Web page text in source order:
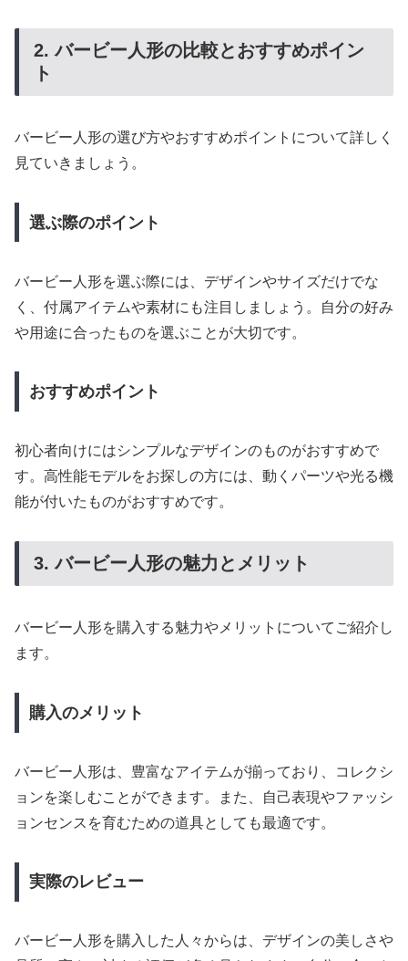
2. バービー人形の比較とおすすめポイン
ト
バービー人形の選び方やおすすめポイントについて詳しく
見ていきましょう。
選ぶ際のポイント
バービー人形を選ぶ際には、デザインやサイズだけでな
く、付属アイテムや素材にも注目しましょう。自分の好み
や用途に合ったものを選ぶことが大切です。
おすすめポイント
初心者向けにはシンプルなデザインのものがおすすめで
す。高性能モデルをお探しの方には、動くパーツや光る機
能が付いたものがおすすめです。
3. バービー人形の魅力とメリット
バービー人形を購入する魅力やメリットについてご紹介し
ます。
購入のメリット
バービー人形は、豊富なアイテムが揃っており、コレクシ
ョンを楽しむことができます。また、自己表現やファッシ
ョンセンスを育むための道具としても最適です。
実際のレビュー
バービー人形を購入した人々からは、デザインの美しさや